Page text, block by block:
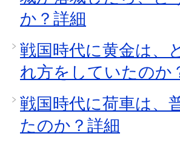
か？詳細
戦国時代に黄金は、
れ方をしていたのか
戦国時代に荷車は、
たのか？詳細